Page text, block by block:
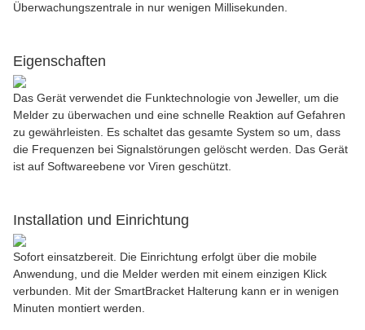
Überwachungszentrale in nur wenigen Millisekunden.
Eigenschaften
Das Gerät verwendet die Funktechnologie von Jeweller, um die
Melder zu überwachen und eine schnelle Reaktion auf Gefahren
zu gewährleisten. Es schaltet das gesamte System so um, dass
die Frequenzen bei Signalstörungen gelöscht werden. Das Gerät
ist auf Softwareebene vor Viren geschützt.
Installation und Einrichtung
Sofort einsatzbereit. Die Einrichtung erfolgt über die mobile
Anwendung, und die Melder werden mit einem einzigen Klick
verbunden. Mit der SmartBracket Halterung kann er in wenigen
Minuten montiert werden.